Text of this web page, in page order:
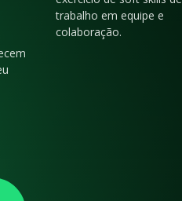
trabalho em equipe e
colaboração.